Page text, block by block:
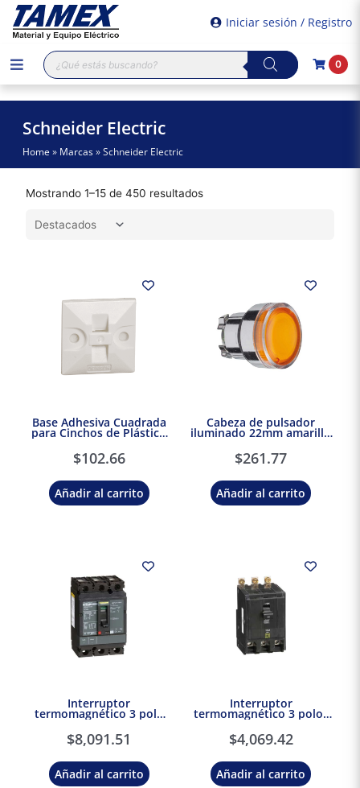
Iniciar sesión / Registro
Búsqueda
de
productos
0
Schneider Electric
Home » Marcas »Schneider Electric
Mostrando 1–15 de 450 resultados
Base Adhesiva Cuadrada
para Cinchos de Plástico
100pzs. Dexson DXN3200B
$102.66
Añadir al carrito
Cabeza de pulsador
iluminado 22mm amarillo
$261.77
Añadir al carrito
Interruptor
termomagnético 3 polo
30A Schneider Electric
$8,091.51
Añadir al carrito
Interruptor
termomagnético 3 polos
90A Atornillable Schneider
Electric
$4,069.42
Añadir al carrito